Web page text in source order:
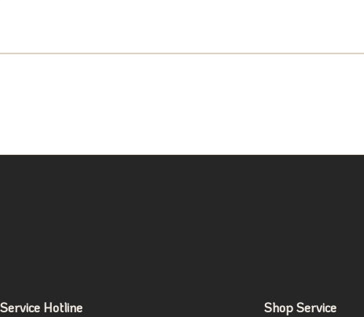
Service Hotline
Shop Service